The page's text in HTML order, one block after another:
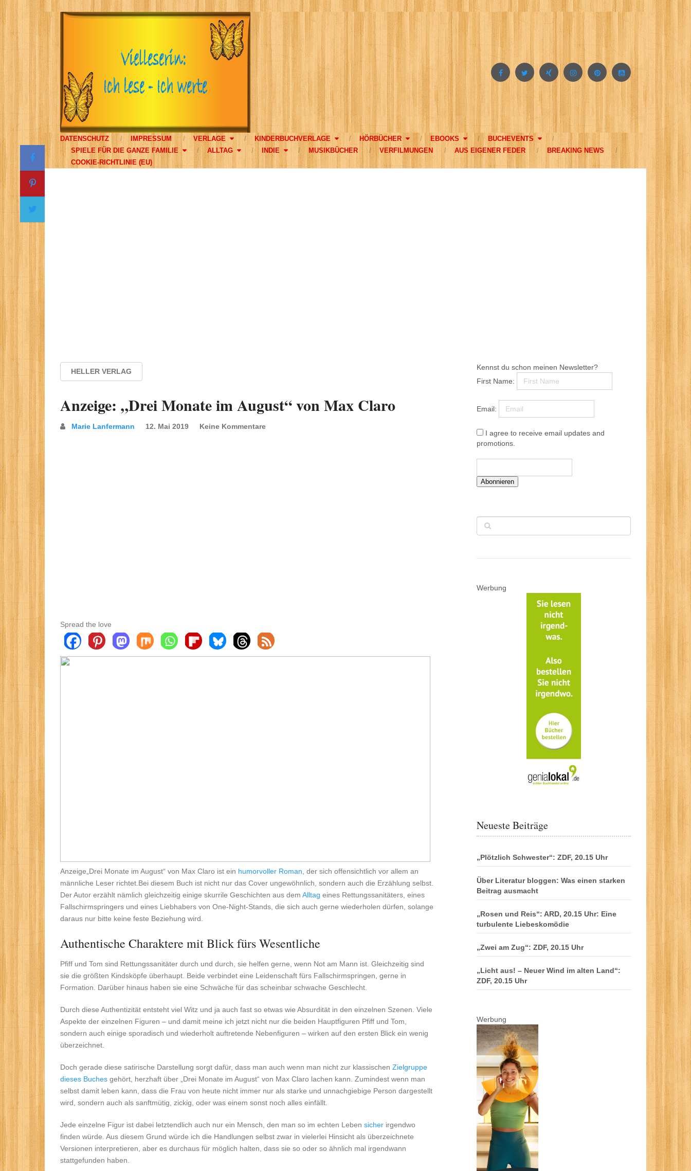
DATENSCHUTZ IMPRESSUM VERLAGE KINDERBUCHVERLAGE HÖRBÜCHER EBOOKS
BUCHEVENTS
SPIELE FÜR DIE GANZE FAMILIE
ALLTAG INDIE MUSIKBÜCHER VERFILMUNGEN AUS EIGENER FEDER
BREAKING NEWS
COOKIE-RICHTLINIE (EU)
HELLER VERLAG
Anzeige: „Drei Monate im August“ von Max Claro
Marie Lanfermann 12. Mai 2019 Keine Kommentare
Spread the love
Anzeige „Drei Monate im August“ von Max Claro ist ein humorvoller Roman , der sich offensichtlich vor allem an
männliche Leser richtet.Bei diesem Buch ist nicht nur das Cover ungewöhnlich, sondern auch die Erzählung selbst.
Der Autor erzählt nämlich gleichzeitig einige skurrile Geschichten aus dem Alltag eines Rettungssanitäters, eines
Fallschirmspringers und eines Liebhabers von One-Night-Stands, die sich auch gerne wiederholen dürfen, solange
daraus nur bitte keine feste Beziehung wird.
Authentische Charaktere mit Blick fürs Wesentliche
Pfiff und Tom sind Rettungssanitäter durch und durch, sie helfen gerne, wenn Not am Mann ist. Gleichzeitig sind
sie die größten Kindsköpfe überhaupt. Beide verbindet eine Leidenschaft fürs Fallschirmspringen, gerne in
Formation. Darüber hinaus haben sie eine Schwäche für das scheinbar schwache Geschlecht.
Durch diese Authentizität entsteht viel Witz und ja auch fast so etwas wie Absurdität in den einzelnen Szenen. Viele
Aspekte der einzelnen Figuren – und damit meine ich jetzt nicht nur die beiden Hauptfiguren Pfiff und Tom,
sondern auch einige sporadisch und wiederholt auftretende Nebenfiguren – wirken auf den ersten Blick ein wenig
überzeichnet.
Doch gerade diese satirische Darstellung sorgt dafür, dass man auch wenn man nicht zur klassischen Zielgruppe
dieses Buches gehört, herzhaft über „Drei Monate im August“ von Max Claro lachen kann. Zumindest wenn man
selbst damit leben kann, dass die Frau von heute nicht immer nur als starke und unnachgiebige Person dargestellt
wird, sondern auch als sanftmütig, zickig, oder was einem sonst noch alles einfällt.
Jede einzelne Figur ist dabei letztendlich auch nur ein Mensch, den man so im echten Leben sicher irgendwo
finden würde. Aus diesem Grund würde ich die Handlungen selbst zwar in vielerlei Hinsicht als überzeichnete
Versionen interpretieren, aber es durchaus für möglich halten, dass sie so oder so ähnlich mal irgendwann
stattgefunden haben.
Kennst du schon meinen Newsletter?
First Name:
Email:
I agree to receive email updates and
promotions.
Abonnieren
Werbung
Neueste Beiträge
„Plötzlich Schwester“: ZDF, 20.15 Uhr
Über Literatur bloggen: Was einen starken
Beitrag ausmacht
„Rosen und Reis“: ARD, 20.15 Uhr: Eine
turbulente Liebeskomödie
„Zwei am Zug“: ZDF, 20.15 Uhr
„Licht aus! – Neuer Wind im alten Land“:
ZDF, 20.15 Uhr
Werbung